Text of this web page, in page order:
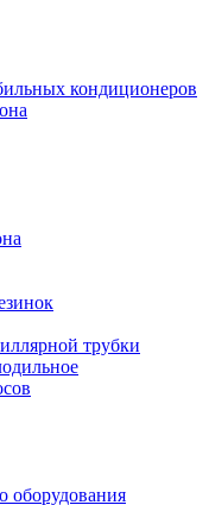
кондиционеров
трубки